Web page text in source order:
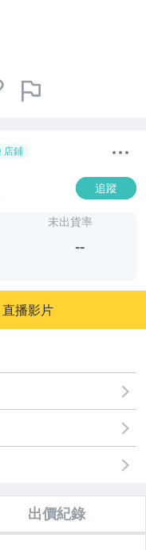
店鋪
追蹤
未出貨率
--
直播影片
出價紀錄